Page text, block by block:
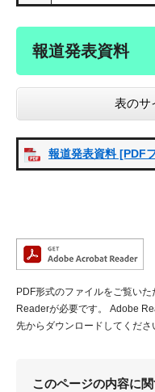
報道発表資料
表のサ
報道発表資料 [PDF
PDF形式のファイルをご覧い
Readerが必要です。
Adobe
先からダウンロードしてくださ
このページの内容に